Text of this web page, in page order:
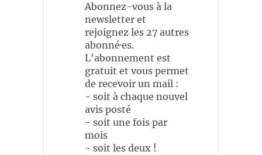
Abonnez-vous à la
newsletter et
rejoignez les 27 autres
abonné·es.
L'abonnement est
gratuit et vous permet
de recevoir un mail :
- soit à chaque nouvel
avis posté
- soit une fois par
mois
- soit les deux !